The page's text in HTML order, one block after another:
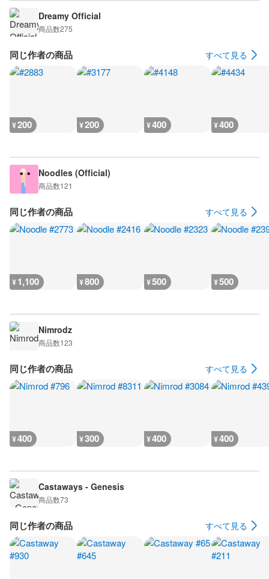
Dreamy Official
商品数275
同じ作者の商品 すべて見る
¥200 ¥200 ¥400 ¥400
Noodles (Official)
商品数121
同じ作者の商品 すべて見る
¥1,100 ¥800 ¥500 ¥500
Nimrodz
商品数123
同じ作者の商品 すべて見る
¥400 ¥300 ¥400 ¥400
Castaways - Genesis
商品数73
同じ作者の商品 すべて見る